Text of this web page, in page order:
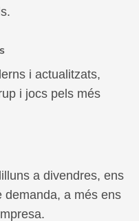
i actualitzats,
i jocs pels més
a divendres, ens
demanda, a més ens